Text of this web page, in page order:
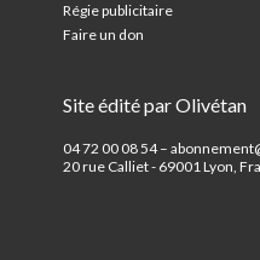
Régie publicitaire
Faire un don
Site édité par Olivétan
04 72 00 08 54 –
20 rue Calliet - 69001 Lyon,